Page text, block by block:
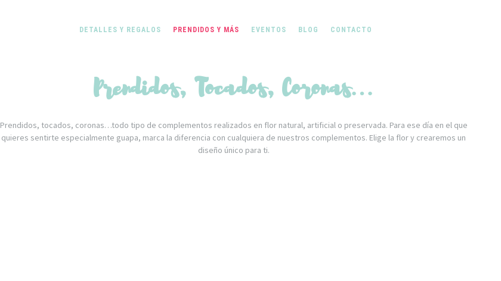
DETALLES Y REGALOS PRENDIDOS Y MÁS EVENTOS BLOG CONTACTO
Prendidos, Tocados, Coronas…
Prendidos, tocados, coronas…todo tipo de complementos realizados en flor natural, artificial o preservada. Para ese día en el que
quieres sentirte especialmente guapa, marca la diferencia con cualquiera de nuestros complementos. Elige la flor y crearemos un
diseño único para ti.